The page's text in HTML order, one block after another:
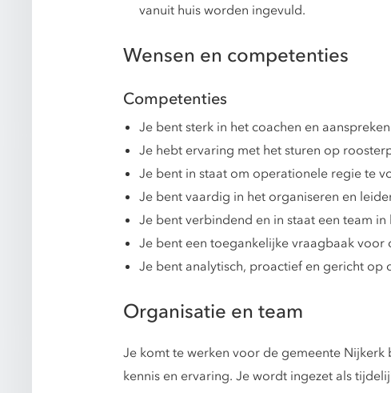
vanuit huis worden ingevuld.
Wensen en competenties
Competenties
Je bent sterk in het coachen en
Je hebt ervaring met het sturen op
Je bent in staat om operationele regie te
Je bent vaardig in het organiseren en
Je bent verbindend en in staat een team
Je bent een toegankelijke vraagbaak voor
Je bent analytisch, proactief en gericht
Organisatie en team
Je komt te werken voor de gemeente
kennis en ervaring. Je wordt ingezet als